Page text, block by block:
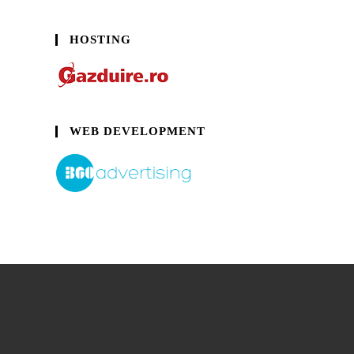
HOSTING
WEB DEVELOPMENT